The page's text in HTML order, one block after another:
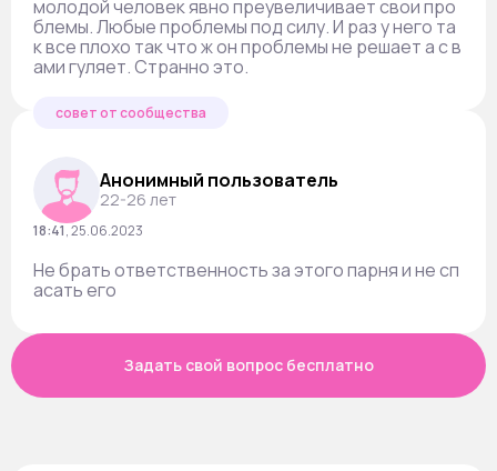
молодой человек явно преувеличивает свои про
блемы. Любые проблемы под силу. И раз у него та
к все плохо так что ж он проблемы не решает а с в
ами гуляет. Странно это.
совет от сообщества
Анонимный пользователь
22-26 лет
18:41,25.06.2023
Не брать ответственность за этого парня и не сп
асать его
Задать свой вопрос бесплатно